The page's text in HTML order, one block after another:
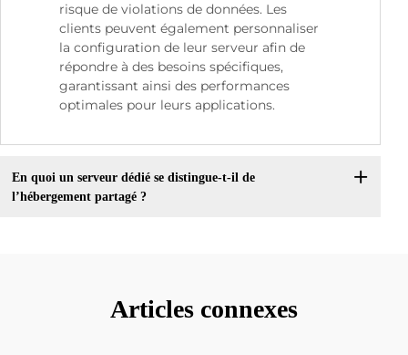
risque de violations de données. Les
clients peuvent également personnaliser
la configuration de leur serveur afin de
répondre à des besoins spécifiques,
garantissant ainsi des performances
optimales pour leurs applications.
En quoi un serveur dédié se distingue-t-il de
l’hébergement partagé ?
Articles connexes